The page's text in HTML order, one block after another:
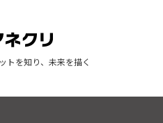
トを知り、未来を描く